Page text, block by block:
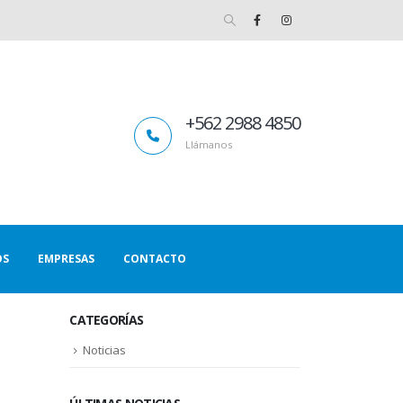
+562 2988 4850
Llámanos
EMPRESAS CONTACTO
CATEGORÍAS
Noticias